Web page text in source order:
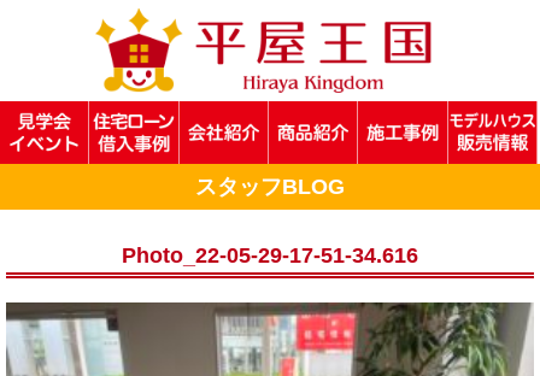
スタッフBLOG
Photo_22-05-29-17-51-34.616